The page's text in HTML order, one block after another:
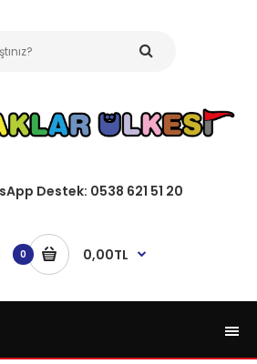
Destek: 0538 621 51 20
0 0,00TL